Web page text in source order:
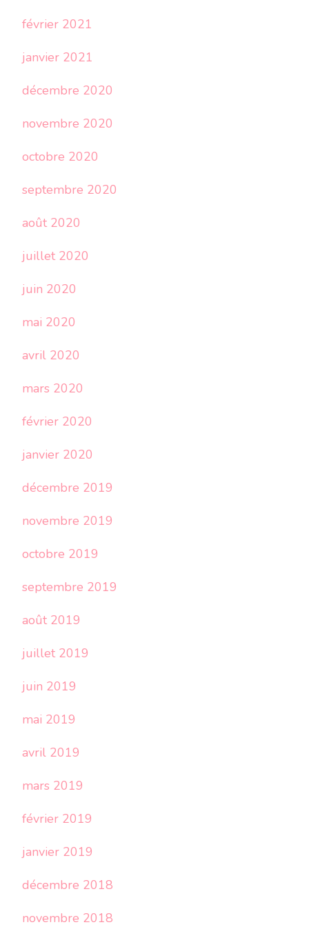
février 2021
janvier 2021
décembre 2020
novembre 2020
octobre 2020
septembre 2020
août 2020
juillet 2020
juin 2020
mai 2020
avril 2020
mars 2020
février 2020
janvier 2020
décembre 2019
novembre 2019
octobre 2019
septembre 2019
août 2019
juillet 2019
juin 2019
mai 2019
avril 2019
mars 2019
février 2019
janvier 2019
décembre 2018
novembre 2018